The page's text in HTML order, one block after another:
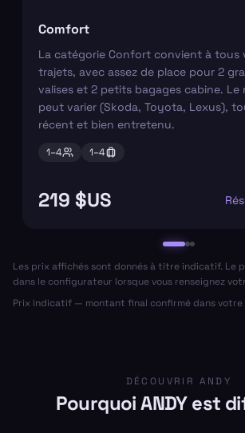
Comfort
La catégorie Confort convient à tous
trajets, avec assez de place pour 2
valises et 2 petits bagages cabine. Le
peut varier (Skoda, Toyota, Lexus),
récent et bien entretenu.
1–4 1–4
219 $US
Les prix affichés sont donnés à titre indicatif. Le
dans le configurateur lorsque vous renseignez
Prix indicatif — montant final confirmé dans votre
DÉCOUVRIR ANDY
Pourquoi ANDY est